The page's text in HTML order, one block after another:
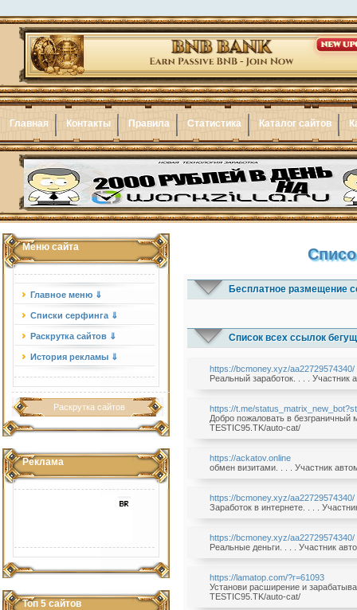
Главная Контакты Правила Статистика Каталог сайтов
Меню сайта
Главное меню ⇓
Списки серфинга ⇓
Раскрутка сайтов ⇓
История рекламы ⇓
Раскрутка сайтов
Реклама
Топ 5 сайтов
Бесплатное размещение
Список всех ссылок
https://bcmoney.xyz/aa22729574340/
Реальный заработок. . . . Участник
https://t.me/
Добро пожаловать в безграничный
TESTIC95.TK/auto-cat/
https://ackatov.online
обмен визитами. . . . Участник
https://bcmoney.xyz/aa22729574340/
Заработок в интернете. . . .
https://bcmoney.xyz/aa22729574340/
Реальные деньги. . . . Участник
https://lamatop.com/?r=61093
Установи расширение и
TESTIC95.TK/auto-cat/